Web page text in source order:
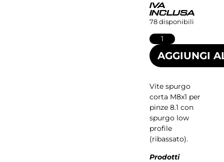
IVA
INCLUSA
78 disponibili
AGGIUNGI
Vite spurgo
corta M8x1 per
pinze 8.1 con
spurgo low
profile
(ribassato).
Prodotti